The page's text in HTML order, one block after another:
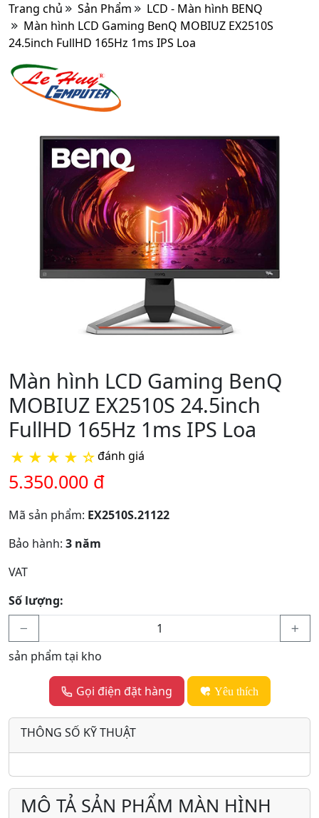
Trang chủ Sản Phẩm
LCD - Màn hình BENQ
Màn hình LCD Gaming BenQ MOBIUZ EX2510S
24.5inch FullHD 165Hz 1ms IPS Loa
Màn hình LCD Gaming BenQ
MOBIUZ EX2510S 24.5inch
FullHD 165Hz 1ms IPS Loa
★ ★ ★ ★ ☆đánh giá
5.350.000 đ
Mã sản phẩm: EX2510S.21122
Bảo hành: 3 năm
VAT
Số lượng:
sản phẩm tại kho
Gọi điện đặt hàng Yêu thích
THÔNG SỐ KỸ THUẬT
MÔ TẢ SẢN PHẨM MÀN HÌNH